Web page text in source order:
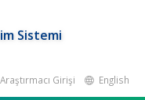
Sistemi
Araştırmacı Girişi English